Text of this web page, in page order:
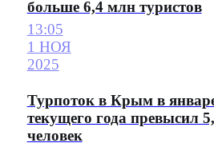
больше 6,4 млн туристов
13:05
1 НОЯ
2025
Турпоток в Крым в январе
текущего года превысил
человек